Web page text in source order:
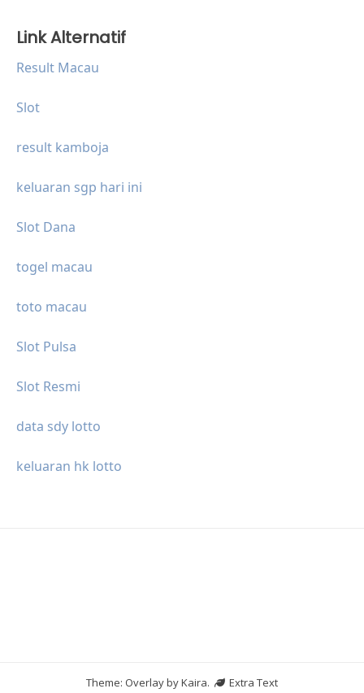
Link Alternatif
Result Macau
Slot
result kamboja
keluaran sgp hari ini
Slot Dana
togel macau
toto macau
Slot Pulsa
Slot Resmi
data sdy lotto
keluaran hk lotto
Theme: Overlay byKaira. Extra Text